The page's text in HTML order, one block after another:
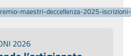
maestri-deccellenza-2025-
2026